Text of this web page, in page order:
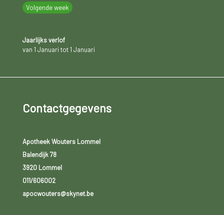
Volgende week
Jaarlijks verlof
van 1 Januari tot 1 Januari
Contactgegevens
Apotheek Wouters Lommel
Balendijk 78
3920 Lommel
011/606002
apocwouters@skynet.be